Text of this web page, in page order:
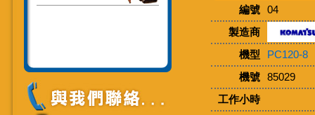
編號
04
製造商
機型
PC120-8
機號
85029
工作小時